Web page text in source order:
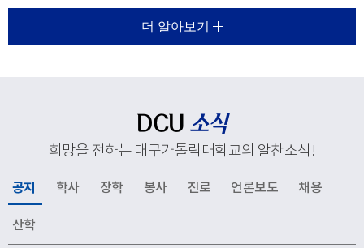
주요 재정지원사업, 외국인 유학생 지원 현황에 대한 보고
가 진행되었다.이를 통해 우리 대학이 교육환경 변화에 대
학의 지속적인 발전과 구성원 모두를 위해 강복했다.이어
성당과 중앙도서관, 모빌리티체험관, 기숙사, 박물관 등 효
성캠퍼스 주요 시설을 둘러보며 학생들의 교육과 생활이
간직한 공간부터 미래 산업 인재 양성을 위한 교육시설까
지 폭넓게 방문하며 우리 대학의 교육환경과 발전상을 확
인했다.이번 방문은 사랑과 봉사의 교육이념을 바탕으로
더 알아보기
DCU 소식
희망을 전하는 대구가톨릭대학교의 알찬소식 !
공지 학사 장학 봉사 진로 언론보도 채용
산학